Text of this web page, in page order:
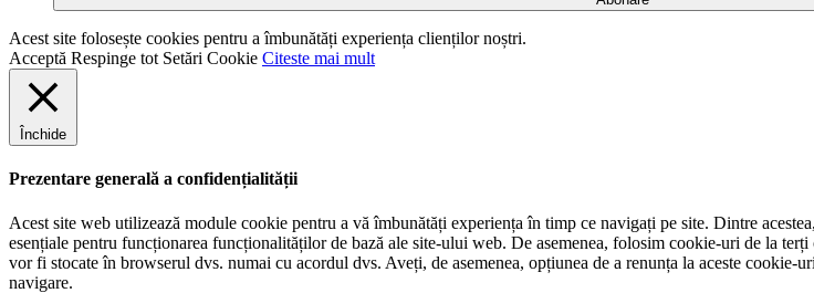
Acest site folosește cookies pentru a îmbunătăți experiența clienților noștri.
Acceptă Respinge tot Setări Cookie Citeste mai mult
Închide
Prezentare generală a confidențialității
Acest site web utilizează module cookie pentru a vă îmbunătăți experiența în timp ce navigați pe site. Dintre
esențiale pentru funcționarea funcționalităților de bază ale site-ului web. De asemenea, folosim cookie-uri de la
vor fi stocate în browserul dvs. numai cu acordul dvs. Aveți, de asemenea, opțiunea de a renunța la aceste
navigare.